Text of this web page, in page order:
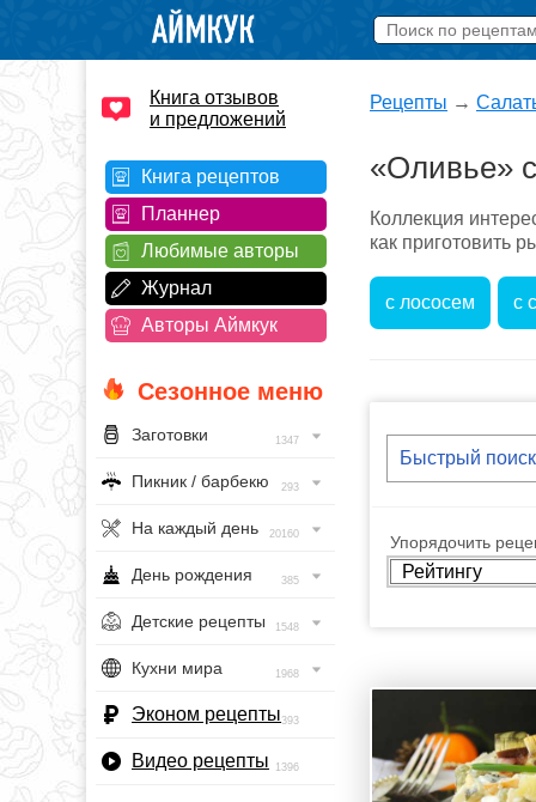
Книга отзывов
и предложений
Книга рецептов
Планнер
Любимые авторы
Журнал
Авторы Аймкук
Сезонное меню
Заготовки 1347
Пикник / барбекю 293
На каждый день 20160
День рождения 385
Детские рецепты 1548
Кухни мира 1968
Эконом рецепты393
Видео рецепты 1396
Рецепты →
«Оливье»
Коллекция
как приготовить
с лососем с
Упорядочить